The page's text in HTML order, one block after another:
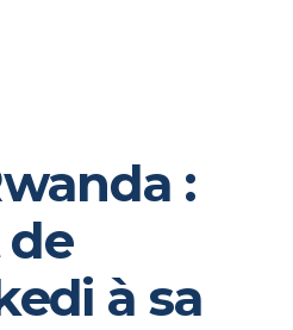
:
à sa